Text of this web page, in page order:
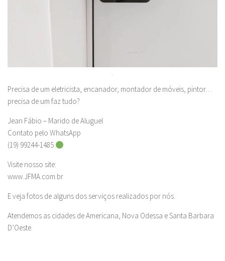
.
Precisa de um eletricista, encanador, montador de móveis, pintor…
precisa de um faz tudo?
Jean Fábio – Marido de Aluguel
Contato pelo WhatsApp
(19) 99244-1485
Visite nosso site:
www.JFMA.com.br
E veja fotos de alguns dos serviços realizados por nós.
Atendemos as cidades de Americana, Nova Odessa e Santa Barbara
D’Oeste.